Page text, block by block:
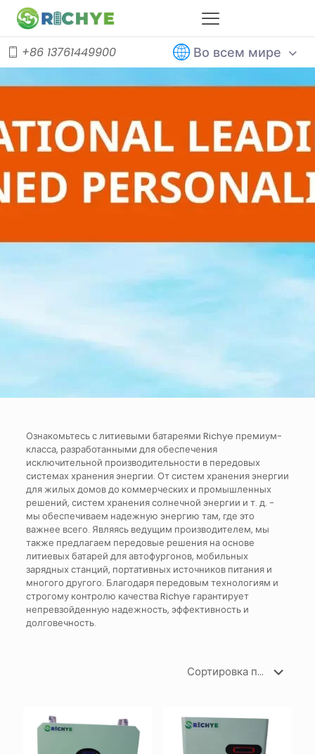
+86 13761449900 Во всем мире
Ознакомьтесь с литиевыми батареями Richye премиум-
класса, разработанными для обеспечения
исключительной производительности в передовых
системах хранения энергии. От систем хранения энергии
для жилых домов до коммерческих и промышленных
решений, систем хранения солнечной энергии и т. д. -
мы обеспечиваем надежную энергию там, где это
важнее всего. Являясь ведущим производителем, мы
также предлагаем передовые решения на основе
литиевых батарей для автофургонов, мобильных
зарядных станций, портативных источников питания и
многого другого. Благодаря передовым технологиям и
строгому контролю качества Richye гарантирует
непревзойденную надежность, эффективность и
долговечность.